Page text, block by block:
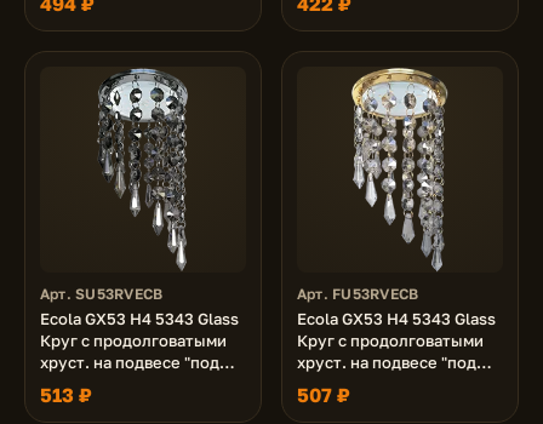
Хром 90x110 (к+)
Золото 90x110 (к+)
Арт. SU53RVECB
Ecola GX53 H4 5343 Glass
Круг с продолговатыми
хруст. на подвесе "под
скос" Тонированный /
Хром 240x110 (к+)
513 ₽
Арт. FU53RVECB
Ecola GX53 H4 5343 Glass
Круг с продолговатыми
хруст. на подвесе "под
скос" Тонированный /
Золото 240x110 (к+)
507 ₽